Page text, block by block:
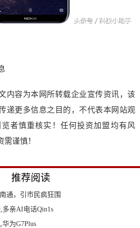
内容为本网所转载企业宣传资讯，该
递更多信息之目的，不代表本网站观
者慎重核实！任何投资加盟均有风
谨慎！
推荐阅读
通，引市民疯狂围
亲AI电话Qin1s
为G7Plus